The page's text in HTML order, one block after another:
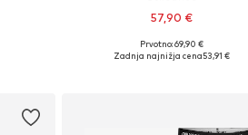
57,90 €
+ 3
Razpoložljive velikosti: M, L, XL
Prvotno: 69,90 €
Zadnja najnižja cena53,91 €